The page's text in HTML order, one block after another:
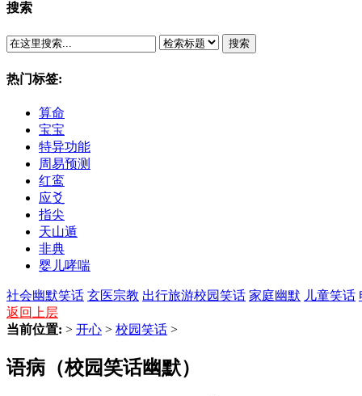
搜索
搜索
热门标签:
算命
宝宝
特异功能
周易预测
红鸾
应爻
指尖
天山遁
非典
婴儿哮喘
社会幽默笑话 玄医宗教 出行旅游校园笑话 家庭幽默 儿童笑话
返回上层
当前位置: > 开心 > 校园笑话 >
语病（校园笑话幽默）